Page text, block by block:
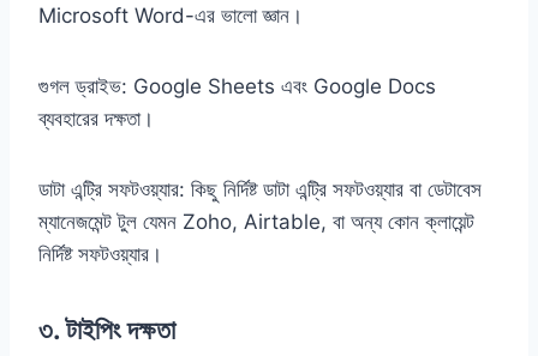
Microsoft Word-এর ভালো জ্ঞান।
গুগল ড্রাইভ: Google Sheets এবং Google Docs
ব্যবহারের দক্ষতা।
ডাটা এন্ট্রি সফটওয়্যার: কিছু নির্দিষ্ট ডাটা এন্ট্রি সফটওয়্যার বা ডেটাবেস
ম্যানেজমেন্ট টুল যেমন Zoho, Airtable, বা অন্য কোন ক্লায়েন্ট
নির্দিষ্ট সফটওয়্যার।
৩. টাইপিং দক্ষতা